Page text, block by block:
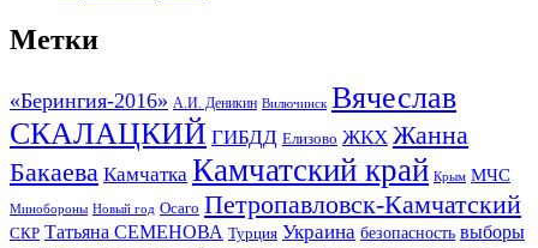
Метки
«Берингия-2016» А.И. Деникин Вилючинск Вячеслав
СКАЛАЦКИЙ ГИБДД Елизово ЖКХ Жанна
Бакаева Камчатка Камчатский край Крым МЧС
Минобороны Новый год Осаго Петропавловск-Камчатский
СКР Татьяна СЕМЕНОВА Турция Украина безопасность выборы